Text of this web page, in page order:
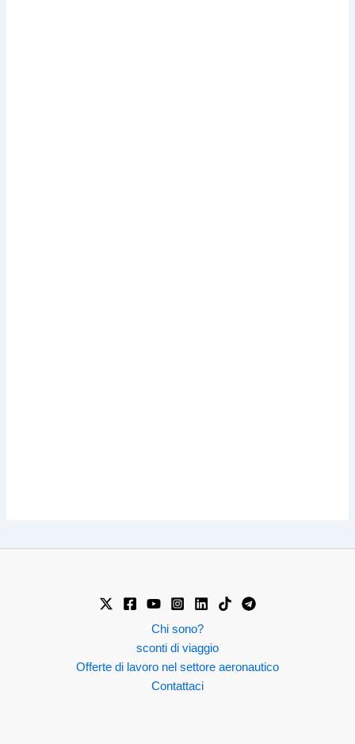
Chi sono?
sconti di viaggio
Offerte di lavoro nel settore aeronautico
Contattaci